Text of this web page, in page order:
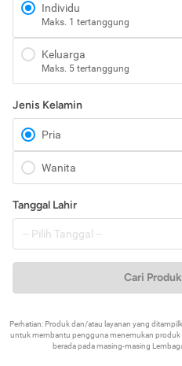
Individu
Maks. 1 tertanggung
Keluarga
Maks. 5 tertanggung
Jenis Kelamin
Pria
Wanita
Tanggal Lahir
Cari
Perhatian: Produk dan/atau layanan yang
untuk membantu pengguna menemukan produk
berada pada masing-masing